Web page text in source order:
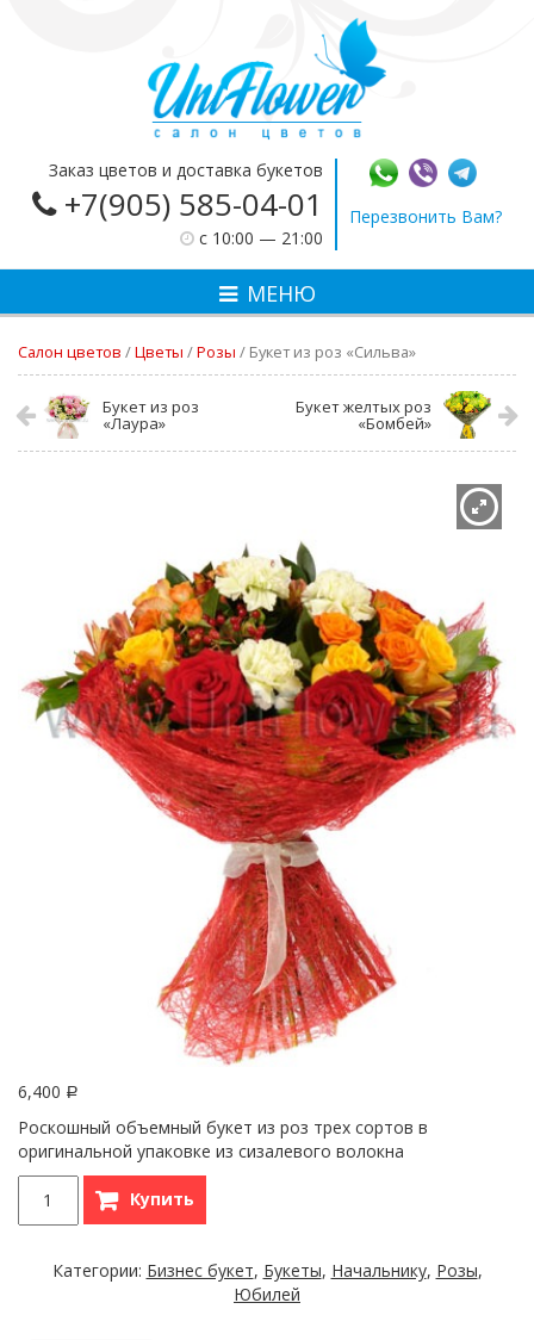
Заказ цветов и доставка букетов
+7(905) 585-04-01
c 10:00 — 21:00
Перезвонить Вам?
МЕНЮ
Салон цветов /Цветы /Розы / Букет из роз «Сильва»
Букет из роз
«Лаура»
Букет желтых роз
«Бомбей»
6,400 Р
Роскошный объемный букет из роз трех сортов в
оригинальной упаковке из сизалевого волокна
Купить
Категории: Бизнес букет, Букеты, Начальнику, Розы,
Юбилей